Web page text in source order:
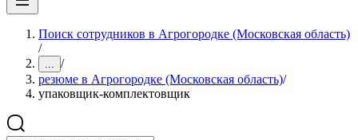
Поиск сотрудников в Агрогородке (Московская область)
/
... /
резюме в Агрогородке (Московская область)/
упаковщик-комплектовщик